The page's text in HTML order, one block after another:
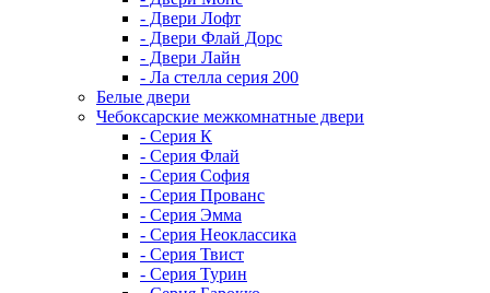
- Двери Лофт
- Двери Флай Дорс
- Двери Лайн
- Ла стелла серия 200
Белые двери
Чебоксарские межкомнатные двери
- Серия К
- Серия Флай
- Серия София
- Серия Прованс
- Серия Эмма
- Серия Неоклассика
- Серия Твист
- Серия Турин